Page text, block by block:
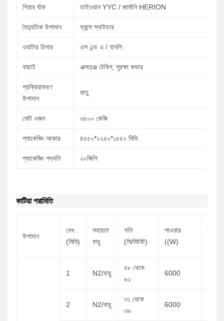
গিয়ার র্যাক তাইওয়ান YYC / জার্মানি HERION
বৈদ্যুতিক উপাদান ফ্রান্স স্নাইডার
ওয়াটার চিলার এস এন্ড এ / হানলি
বাছাই এক্সচেঞ্জ টেবিল; সুরক্ষা কভার
প্রক্রিয়াকরণ
উপাদান
ধাতু
মোট ওজন ৩৫০০ কেজি
প্যাকেজিং আকার ৪৫৫০*২২৫০*১৫৫০ মিমি
প্যাকেজিং পদ্ধতি ২০জিপি
কাটিয়া পরামিতি
উপাদান
বেধ
(মিমি)
সহায়তা
বায়ু
গতি
(মি/মিনিট)
পাওয়ার
((W)
চাপ
1 N2/বায়ু
৫৮ থেকে
৬২
6000
2 N2/বায়ু
৩১ থেকে
৩৬
6000